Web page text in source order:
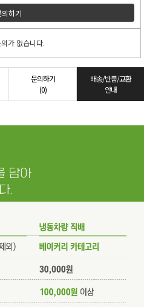
의하기
가 없습니다.
문의하기
(0)
배송/반품/교환
안내